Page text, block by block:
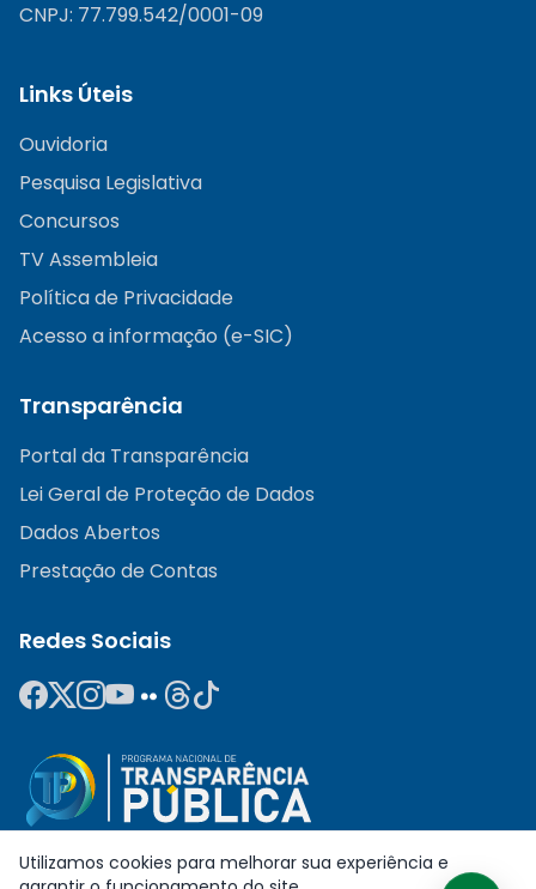
CNPJ: 77.799.542/0001-09
Links Úteis
Ouvidoria
Pesquisa Legislativa
Concursos
TV Assembleia
Política de Privacidade
Acesso a informação (e-SIC)
Transparência
Portal da Transparência
Lei Geral de Proteção de Dados
Dados Abertos
Prestação de Contas
Redes Sociais
Utilizamos cookies para melhorar sua experiência e